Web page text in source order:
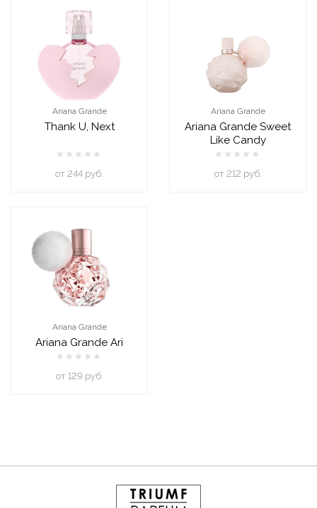
Ariana Grande
Thank U, Next
oт 244 руб.
Ariana Grande
Ariana Grande Sweet
Like Candy
oт 212 руб.
Ariana Grande
Ariana Grande Ari
oт 129 руб.